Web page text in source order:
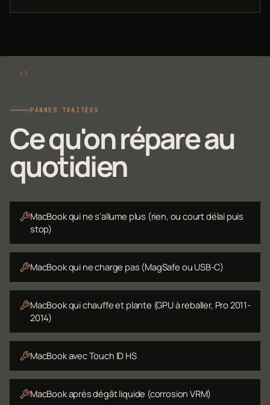
PANNES TRAITÉES
Ce qu'on répare au
quotidien
MacBook qui ne s'allume plus (rien, ou court délai puis
stop)
MacBook qui ne charge pas (MagSafe ou USB-C)
MacBook qui chauffe et plante (GPU à reballer, Pro 2011-
2014)
MacBook avec Touch ID HS
MacBook après dégât liquide (corrosion VRM)